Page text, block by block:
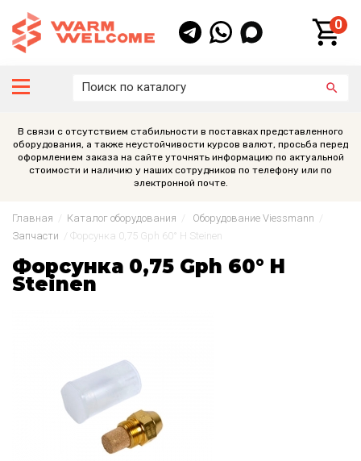
0
В связи с отсутствием стабильности в поставках представленного
оборудования, а также неустойчивости курсов валют, просьба перед
оформлением заказа на сайте уточнять информацию по актуальной
стоимости и наличию у наших сотрудников по телефону или по
электронной почте.
Главная Каталог оборудования Оборудование Viessmann
Запчасти
Форсунка 0,75 Gph 60° H Steinen
Форсунка 0,75 Gph 60° H
Steinen